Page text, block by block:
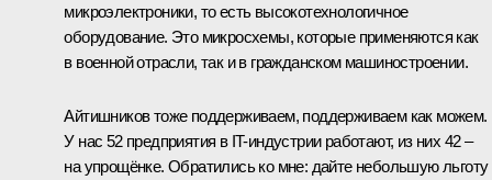
микроэлектроники, то есть высокотехнологичное
оборудование. Это микросхемы, которые применяются как
в военной отрасли, так и в гражданском машиностроении.
Айтишников тоже поддерживаем, поддерживаем как можем.
У нас 52 предприятия в IT-индустрии работают, из них 42 –
на упрощёнке. Обратились ко мне: дайте небольшую льготу